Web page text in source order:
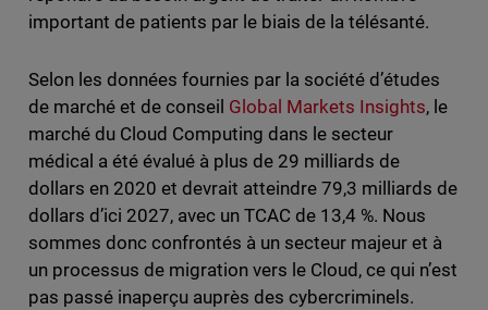
important de patients par le biais de la télésanté.
Selon les données fournies par la société d’études
de marché et de conseil Global Markets Insights, le
marché du Cloud Computing dans le secteur
médical a été évalué à plus de 29 milliards de
dollars en 2020 et devrait atteindre 79,3 milliards de
dollars d’ici 2027, avec un TCAC de 13,4 %. Nous
sommes donc confrontés à un secteur majeur et à
un processus de migration vers le Cloud, ce qui n’est
pas passé inaperçu auprès des cybercriminels.